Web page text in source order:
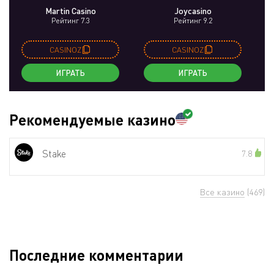
Martin Casino
Рейтинг 7.3
CASINOZ
ИГРАТЬ
Joycasino
Рейтинг 9.2
CASINOZ
ИГРАТЬ
Рекомендуемые казино
Stake 7.8
Все казино (469)
Последние комментарии